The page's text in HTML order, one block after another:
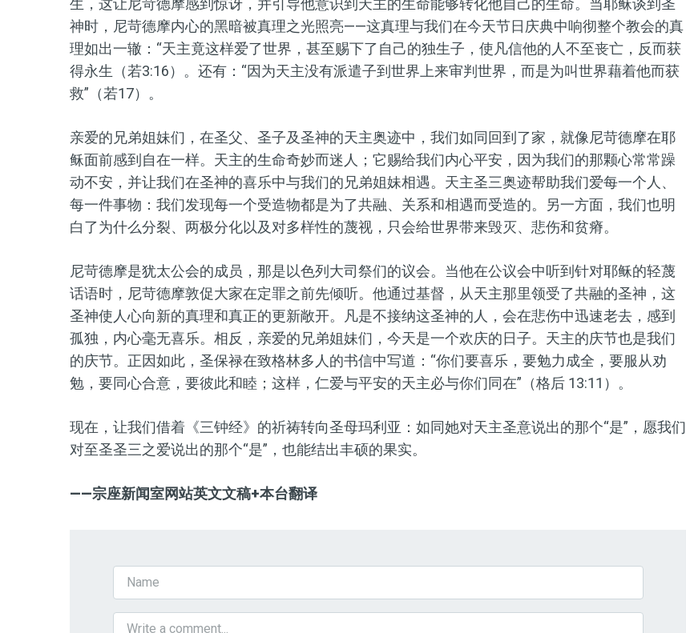
生，这让尼苛德摩感到惊讶，并引导他意识到天主的生命能够转化他自己的生命。当耶稣谈到圣
神时，尼苛德摩内心的黑暗被真理之光照亮——这真理与我们在今天节日庆典中响彻整个教会的真
理如出一辙： “天主竟这样爱了世界，甚至赐下了自己的独生子，使凡信他的人不至丧亡，反而获
得永生 （若3:16）。还有： “因为天主没有派遣子到世界上来审判世界，而是为叫世界藉着他而获
救” （若17）。
亲爱的兄弟姐妹们，在圣父、圣子及圣神的天主奥迹中，我们如同回到了家，就像尼苛德摩在耶
稣面前感到自在一样。天主的生命奇妙而迷人；它赐给我们内心平安，因为我们的那颗心常常躁
动不安，并让我们在圣神的喜乐中与我们的兄弟姐妹相遇。 天主圣三奥迹帮助我们爱每一个人、
每一件事物：我们发现每一个受造物都是为了共融、关系和相遇而受造的。另一方面，我们也明
白了为什么分裂、两极分化以及对多样性的蔑视，只会给世界带来毁灭、悲伤和贫瘠。
尼苛德摩是犹太公会的成员，那是以色列大司祭们的议会。当他在公议会中听到针对耶稣的轻蔑
话语时，尼苛德摩敦促大家在定罪之前先倾听。他通过基督，从天主那里领受了共融的圣神，这
圣神使人心向新的真理和真正的更新敞开。凡是不接纳这圣神的人，会在悲伤中迅速老去，感到
孤独，内心毫无喜乐。相反，亲爱的兄弟姐妹们，今天是一个欢庆的日子。天主的庆节也是我们
的庆节。正因如此，圣保禄在致格林多人的书信中写道： “你们要喜乐，要勉力成全，要服从劝
勉，要同心合意，要彼此和睦；这样，仁爱与平安的天主必与你们同在” （格后 13:11）。
现在，让我们借着《三钟经》的祈祷转向圣母玛利亚：如同她对天主圣意说出的那个“是” ，愿我们
对至圣圣三之爱说出的那个“是” ，也能结出丰硕的果实。
——宗座新闻室网站英文文稿+本台翻译